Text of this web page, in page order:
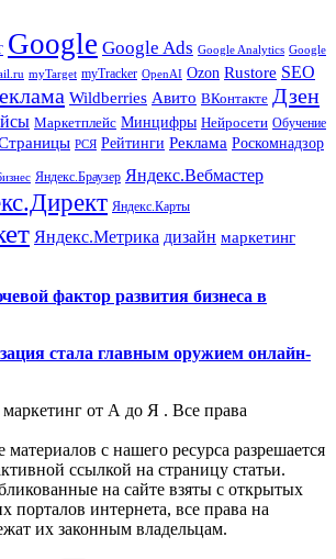
Google Google Ads Google Analytics Google
myTarget myTracker OpenAI Ozon Rustore SEO
Wildberries Авито ВКонтакте Дзен
Маркетплейс Минцифры Нейросети Обучение
РСЯ Рейтинги Реклама Роскомнадзор
Яндекс.Браузер Яндекс.Вебмастер
Яндекс.Карты
Яндекс.Метрика дизайн маркетинг
фактор развития бизнеса в
стала главным оружием онлайн-
от А до Я . Все права
с нашего ресурса разрешается
ссылкой на страницу статьи.
на сайте взяты с открытых
порталов интернета, все права на
их законным владельцам.